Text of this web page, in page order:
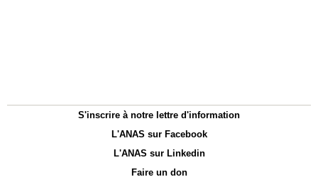
S'inscrire à notre lettre d'information
L'ANAS sur Facebook
L'ANAS sur Linkedin
Faire un don